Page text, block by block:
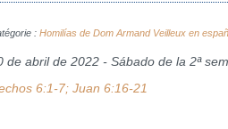
: Homilías de Dom Armand Veilleux en
de abril de 2022 - Sábado de la 2ª
6:1-7; Juan 6:16-21